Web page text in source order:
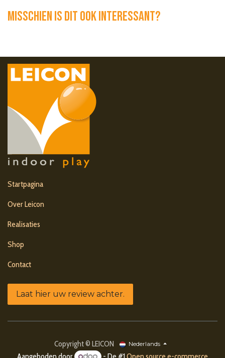
Misschien is dit ook interessant?
Startpagina
Over Leicon
Realisaties
Shop
Contact
Laat hier uw review achter.
Copyright © LEICON Nederlands